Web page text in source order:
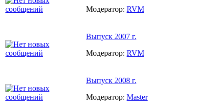
Модератор: RVM
Выпуск 2007 г.
Модератор: RVM
Выпуск 2008 г.
Модератор: Master